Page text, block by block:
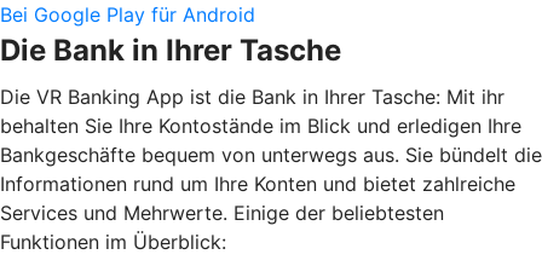
Bei Google Play für Android
Die Bank in Ihrer Tasche
Die VR Banking App ist die Bank in Ihrer Tasche: Mit ihr
behalten Sie Ihre Kontostände im Blick und erledigen Ihre
Bankgeschäfte bequem von unterwegs aus. Sie bündelt die
Informationen rund um Ihre Konten und bietet zahlreiche
Services und Mehrwerte. Einige der beliebtesten
Funktionen im Überblick: